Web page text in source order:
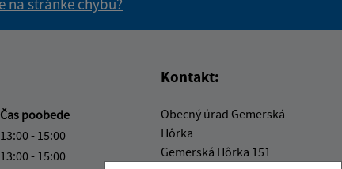
na stránke chybu?
Čas poobede
13:00 - 15:00
13:00 - 15:00
Kontakt:
Obecný úrad Gemerská
Hôrka
Gemerská Hôrka 151